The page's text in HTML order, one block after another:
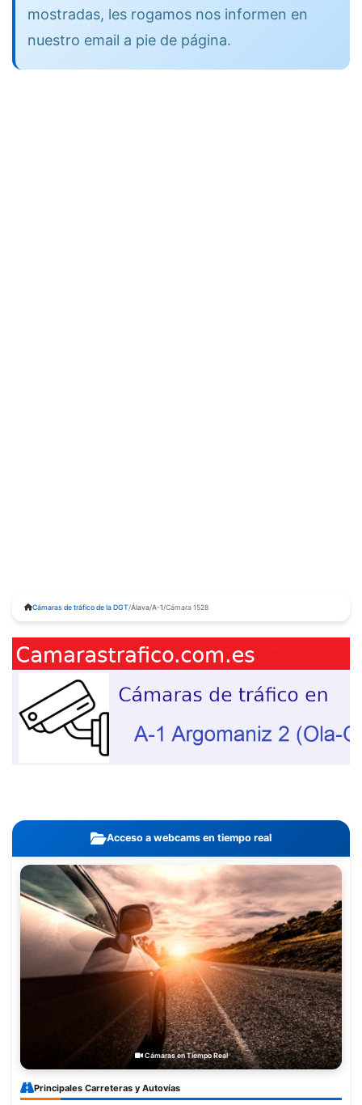
mostradas, les rogamos nos informen en
nuestro email a pie de página.
Cámaras de tráfico de la DGT/Álava/A-1 /Cámara 1528
Acceso a webcams en tiempo real
Cámaras en Tiempo Real
Principales Carreteras y Autovías